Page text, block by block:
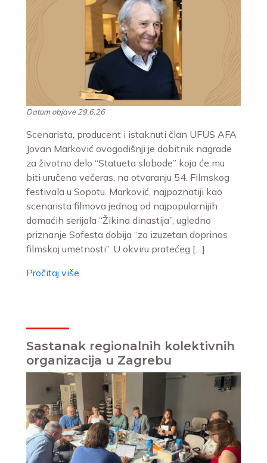
Datum objave 29.6.26
Scenarista, producent i istaknuti član UFUS AFA
Jovan Marković ovogodišnji je dobitnik nagrade
za životno delo “Statueta slobode” koja će mu
biti uručena večeras, na otvaranju 54. Filmskog
festivala u Sopotu. Marković, najpoznatiji kao
scenarista filmova jednog od najpopularnijih
domaćih serijala “Žikina dinastija”, ugledno
priznanje Sofesta dobija “za izuzetan doprinos
filmskoj umetnosti”. U okviru pratećeg […]
Pročitaj više
Sastanak regionalnih kolektivnih
organizacija u Zagrebu